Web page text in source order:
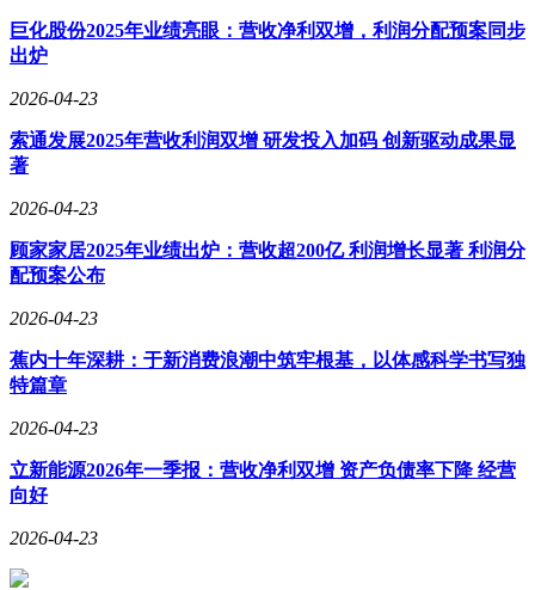
巨化股份2025年业绩亮眼：营收净利双增，利润分配预案同步
出炉
2026-04-23
索通发展2025年营收利润双增 研发投入加码 创新驱动成果显
著
2026-04-23
顾家家居2025年业绩出炉：营收超200亿 利润增长显著 利润分
配预案公布
2026-04-23
蕉内十年深耕：于新消费浪潮中筑牢根基，以体感科学书写独
特篇章
2026-04-23
立新能源2026年一季报：营收净利双增 资产负债率下降 经营
向好
2026-04-23